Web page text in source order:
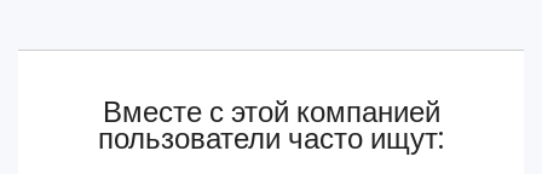
Вместе с этой компанией
пользователи часто ищут: